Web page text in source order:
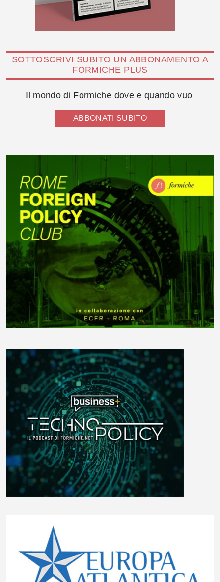
SOTTOSCRIVI SUBITO UN ABBONAMENTO A
FORMICHE PLUS
Il mondo di Formiche dove e quando vuoi
ABBONATI SUBITO